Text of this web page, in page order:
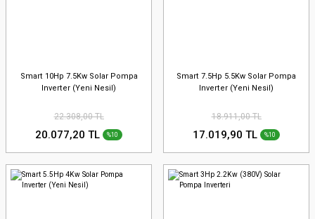
Smart 10Hp 7.5Kw Solar Pompa
Inverter (Yeni Nesil)
22.308,00 TL
20.077,20 TL %10
Smart 7.5Hp 5.5Kw Solar Pompa
Inverter (Yeni Nesil)
18.911,00 TL
17.019,90 TL %10